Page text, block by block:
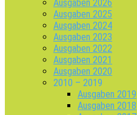
Ausgaben 2026
Ausgaben 2025
Ausgaben 2024
Ausgaben 2023
Ausgaben 2022
Ausgaben 2021
Ausgaben 2020
2010 – 2019
Ausgaben 2019
Ausgaben 2018